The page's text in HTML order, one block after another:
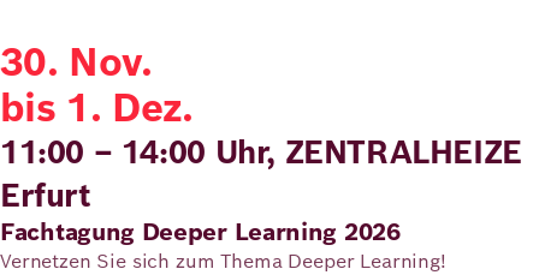
30. Nov.
bis 1. Dez.
11:00 – 14:00 Uhr, ZENTRALHEIZE
Erfurt
Fachtagung Deeper Learning 2026
Vernetzen Sie sich zum Thema Deeper Learning!